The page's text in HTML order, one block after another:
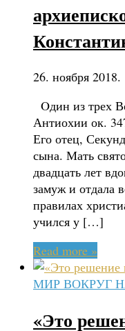
26. ноября 2018.
Oдин из трех
Антиохии ок.
Его отец,
сына. Мать
двадцать лет
замуж и отдала
правилах
учился у […]
Read more »
МИР ВОКРУГ
«Это